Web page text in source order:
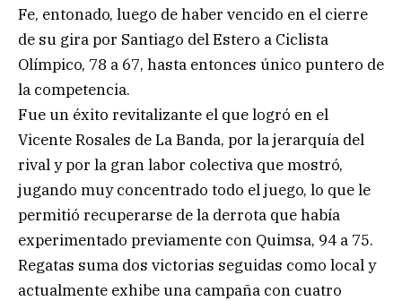
Fe, entonado, luego de haber vencido en el cierre
de su gira por Santiago del Estero a Ciclista
Olímpico, 78 a 67, hasta entonces único puntero de
la competencia.
Fue un éxito revitalizante el que logró en el
Vicente Rosales de La Banda, por la jerarquía del
rival y por la gran labor colectiva que mostró,
jugando muy concentrado todo el juego, lo que le
permitió recuperarse de la derrota que había
experimentado previamente con Quimsa, 94 a 75.
Regatas suma dos victorias seguidas como local y
actualmente exhibe una campaña con cuatro